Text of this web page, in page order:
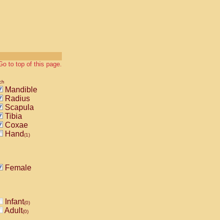
to top of this page.
Mandible
Radius
Scapula
Tibia
Coxae
Hand(1)
Female
Infant(0)
Adult(0)